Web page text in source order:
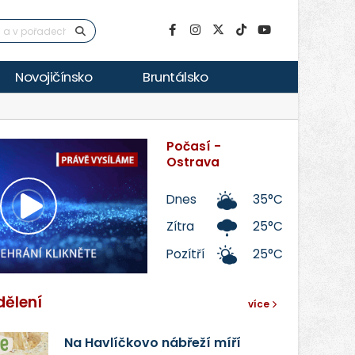
Novojičínsko Bruntálsko
Přehrát
video
Počasí -
Ostrava
Dnes
35°C
Zítra
25°C
Pozítří
25°C
více
Na Havlíčkovo nábřeží míří